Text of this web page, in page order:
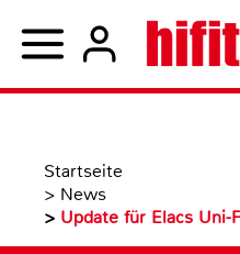
Startseite
> News
> Update für Elacs Uni-